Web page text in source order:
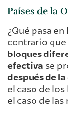
Países de la
¿Qué pasa en
contrario que
bloques
efectiva se
después de
el caso de
el caso de las